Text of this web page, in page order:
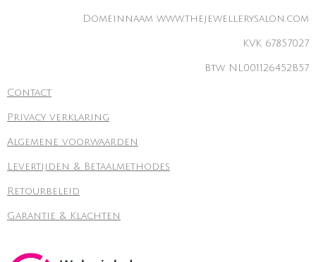
Domeinnaam www.thejewellerysalon.com
KVK 67857027
Btw NL001126452B57
Contact
Privacy verklaring
Algemene voorwaarden
Levertijden & Betaalmethodes
Retourbeleid
Garantie & Klachten